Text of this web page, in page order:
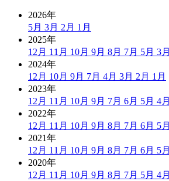
2026年
5月 3月 2月 1月
2025年
12月 11月 10月 9月 8月 7月 5月 3月
2024年
12月 10月 9月 7月 4月 3月 2月 1月
2023年
12月 11月 10月 9月 7月 6月 5月 4月
2022年
12月 11月 10月 9月 8月 7月 6月 5月
2021年
12月 11月 10月 9月 8月 7月 6月 5月
2020年
12月 11月 10月 9月 8月 7月 5月 4月